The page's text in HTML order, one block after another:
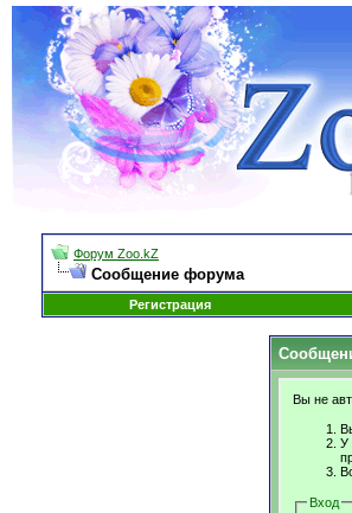
Форум Zoo.kZ
Сообщение форума
Регистрация
Вы не
У
Вход